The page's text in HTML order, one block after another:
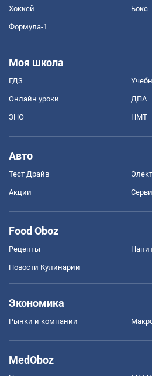
Хоккей Бокс
Формула-1
Моя школа
ГДЗ
Онлайн уроки ДПА
ЗНО НМТ
Авто
Тест Драйв
Акции
Food Oboz
Рецепты
Новости Кулинарии
Экономика
Рынки и компании
MedOboz